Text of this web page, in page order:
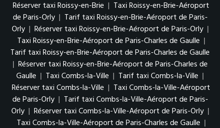
Réserver taxi Roissy-en-Brie | Taxi Roissy-en-Brie-Aéroport
de Paris-Orly | Tarif taxi Roissy-en-Brie-Aéroport de Paris-
Orly | Réserver taxi Roissy-en-Brie-Aéroport de Paris-Orly |
Taxi Roissy-en-Brie-Aéroport de Paris-Charles de Gaulle |
Tarif taxi Roissy-en-Brie-Aéroport de Paris-Charles de Gaulle
| Réserver taxi Roissy-en-Brie-Aéroport de Paris-Charles de
Gaulle | Taxi Combs-la-Ville | Tarif taxi Combs-la-Ville |
Réserver taxi Combs-la-Ville | Taxi Combs-la-Ville-Aéroport
de Paris-Orly | Tarif taxi Combs-la-Ville-Aéroport de Paris-
Orly | Réserver taxi Combs-la-Ville-Aéroport de Paris-Orly |
Taxi Combs-la-Ville-Aéroport de Paris-Charles de Gaulle |